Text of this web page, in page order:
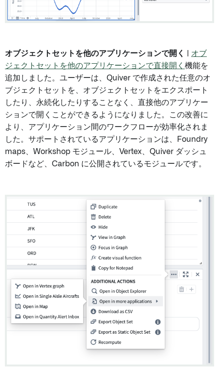
オブジェクトセットを他のアプリケーションで開く
オブ
ジェクトセットを他のアプリケーションで直接開く 機能を
追加しました。ユーザーは、Quiver で作成された任意のオ
ブジェクトセットを、オブジェクトセットをエクスポート
したり、永続化したりすることなく、直接他のアプリケー
ションで開くことができるようになりました。この改善に
より、アプリケーション間のワークフローが効率化されま
した。サポートされているアプリケーションは、Foundry
maps、Workshop モジュール、Vertex、Quiver ダッシュ
ボードなど、Carbon に公開されているモジュールです。